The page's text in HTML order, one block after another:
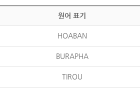
원어 표기
HOABAN
BURAPHA
TIROU